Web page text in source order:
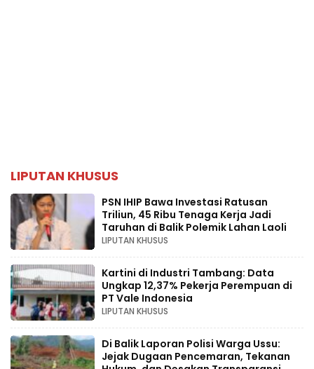
LIPUTAN KHUSUS
PSN IHIP Bawa Investasi Ratusan
Triliun, 45 Ribu Tenaga Kerja Jadi
Taruhan di Balik Polemik Lahan Laoli
LIPUTAN KHUSUS
Kartini di Industri Tambang: Data
Ungkap 12,37% Pekerja Perempuan di
PT Vale Indonesia
LIPUTAN KHUSUS
Di Balik Laporan Polisi Warga Ussu:
Jejak Dugaan Pencemaran, Tekanan